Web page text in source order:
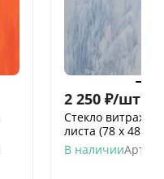
2 250 ₽/шт.
Стекло
листа (78 х 48 см)
В наличии